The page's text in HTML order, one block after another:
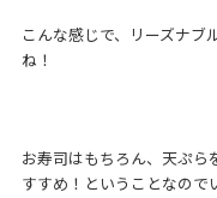
こんな感じで、リーズナブ
ね！
お寿司はもちろん、天ぷら
すすめ！ということなので